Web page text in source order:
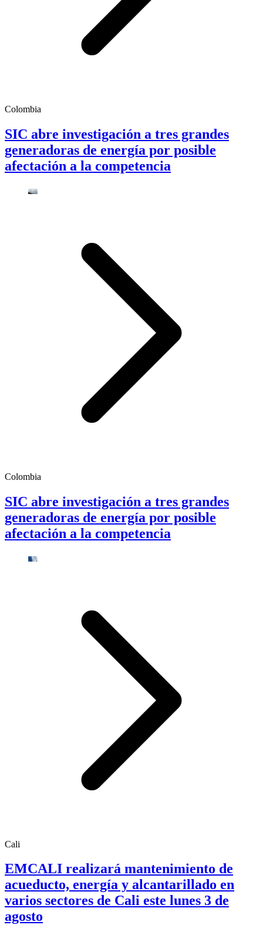
Colombia
SIC abre investigación a tres grandes
generadoras de energía por posible
afectación a la competencia
Colombia
SIC abre investigación a tres grandes
generadoras de energía por posible
afectación a la competencia
Cali
EMCALI realizará mantenimiento de
acueducto, energía y alcantarillado en
varios sectores de Cali este lunes 3 de
agosto